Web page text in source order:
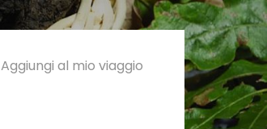
Aggiungi al mio viaggio